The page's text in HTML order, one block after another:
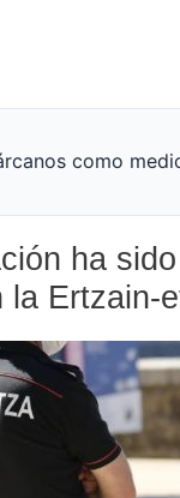
como
ha
la Ertzain-